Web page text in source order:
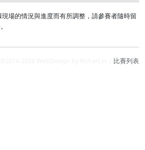
場的情況與進度而有所調整，請參賽者隨時留
比賽列表